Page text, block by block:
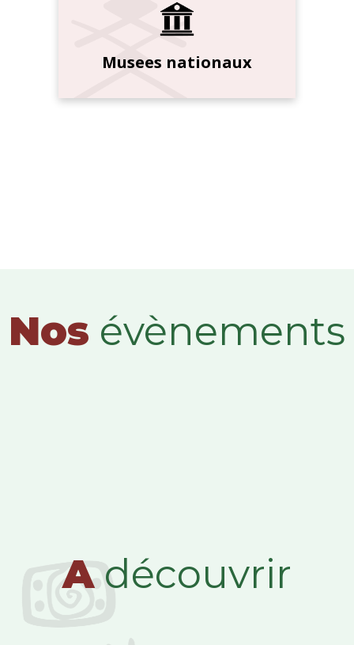
Musees nationaux
Nos évènements
Adécouvrir